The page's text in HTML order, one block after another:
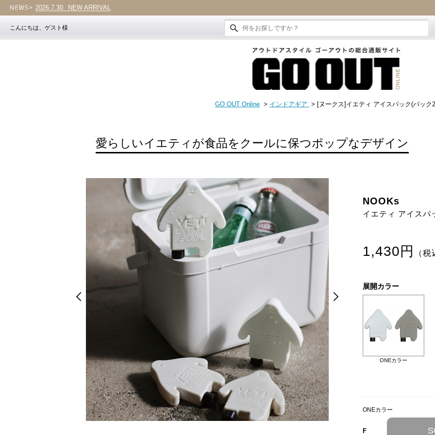
2026.7.30
2026.7.30 NEW ARRIVAL
こんにちは、ゲスト様
GO OUT Online > インドアギア > [ヌークス]イエティ アイスパック(パック
愛らしいイエティが食品をクールに保つポップなデザイン
NOOKs
イエティ アイスパ
1,430円 （税
展開カラー
ONEカラー
ONEカラー
F